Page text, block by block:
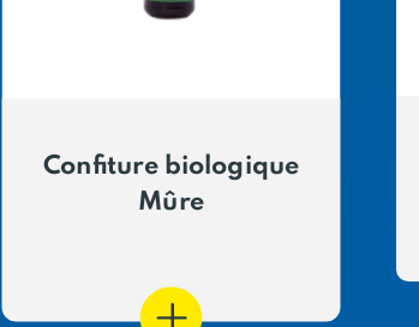
Confiture biologique
Mûre